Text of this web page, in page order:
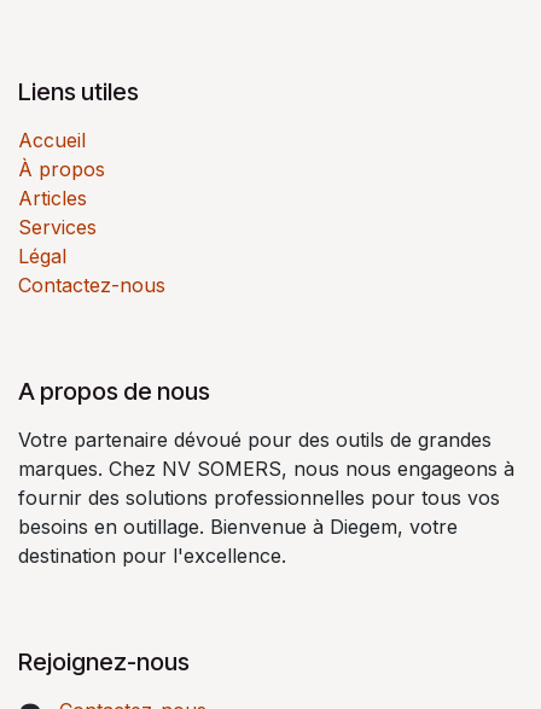
Liens utiles
Accueil
À propos
Articles
Services
Légal
Contactez-nous
A propos de nous
Votre partenaire dévoué pour des outils de grandes
marques. Chez NV SOMERS, nous nous engageons à
fournir des solutions professionnelles pour tous vos
besoins en outillage. Bienvenue à Diegem, votre
destination pour l'excellence.
Rejoignez-nous